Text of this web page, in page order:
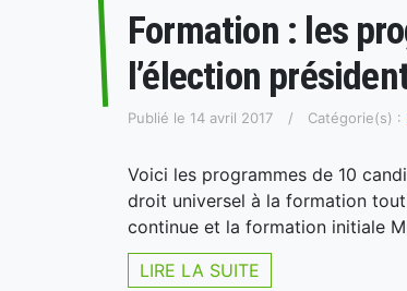
Formation : les
l’élection
Publié le 14 avril 2017 Catégorie(s) :
Voici les programmes de 10
droit universel à la formation
continue et la formation initiale
LIRE LA SUITE